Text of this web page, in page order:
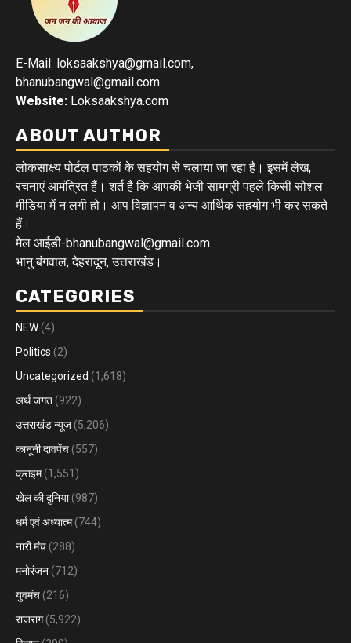
E-Mail: loksaakshya@gmail.com,
bhanubangwal@gmail.com
Website: Loksaakshya.com
ABOUT AUTHOR
लोकसाक्ष्य पोर्टल पाठकों के सहयोग से चलाया जा रहा है। इसमें लेख,
रचनाएं आमंत्रित हैं। शर्त है कि आपकी भेजी सामग्री पहले किसी सोशल
मीडिया में न लगी हो। आप विज्ञापन व अन्य आर्थिक सहयोग भी कर सकते
हैं।
मेल आईडी-bhanubangwal@gmail.com
भानु बंगवाल, देहरादून, उत्तराखंड।
CATEGORIES
NEW (4)
Politics (2)
Uncategorized (1,618)
अर्थ जगत (922)
उत्तराखंड न्यूज़ (5,206)
कानूनी दावपेंच (557)
क्राइम(1,551)
खेल की दुनिया(987)
धर्म एवं अध्यात्म(744)
नारी मंच (288)
मनोरंजन (712)
युवमंच (216)
राजराग(5,922)